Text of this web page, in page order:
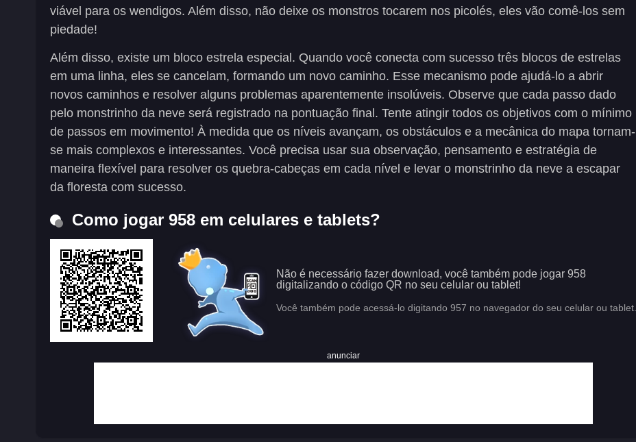
viável para os wendigos. Além disso, não deixe os monstros tocarem nos picolés, eles vão comê-los sem
piedade!
Além disso, existe um bloco estrela especial. Quando você conecta com sucesso três blocos de estrelas
em uma linha, eles se cancelam, formando um novo caminho. Esse mecanismo pode ajudá-lo a abrir
novos caminhos e resolver alguns problemas aparentemente insolúveis. Observe que cada passo dado
pelo monstrinho da neve será registrado na pontuação final. Tente atingir todos os objetivos com o mínimo
de passos em movimento! À medida que os níveis avançam, os obstáculos e a mecânica do mapa tornam-
se mais complexos e interessantes. Você precisa usar sua observação, pensamento e estratégia de
maneira flexível para resolver os quebra-cabeças em cada nível e levar o monstrinho da neve a escapar
da floresta com sucesso.
Como jogar 958 em celulares e tablets?
Não é necessário fazer download, você também pode jogar 958
digitalizando o código QR no seu celular ou tablet!
Você também pode acessá-lo digitando 957 no navegador do seu celular ou tablet.
anunciar